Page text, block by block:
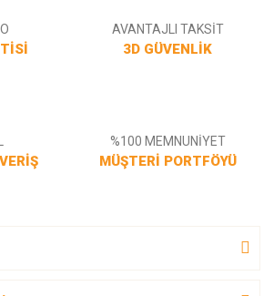
AVANTAJLI TAKSİT
3D GÜVENLİK
%100 MEMNUNİYET
MÜŞTERİ PORTFÖYÜ